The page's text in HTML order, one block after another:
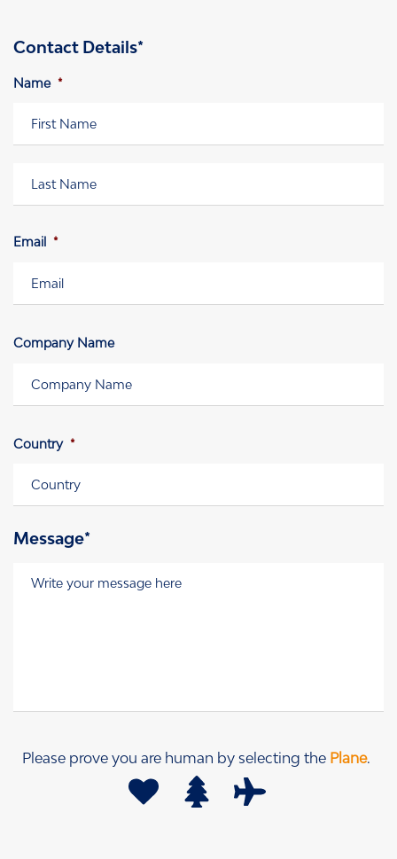
Contact Details*
Name *
Email *
Company Name
Country *
Message*
Please prove you are human by selecting the Plane.